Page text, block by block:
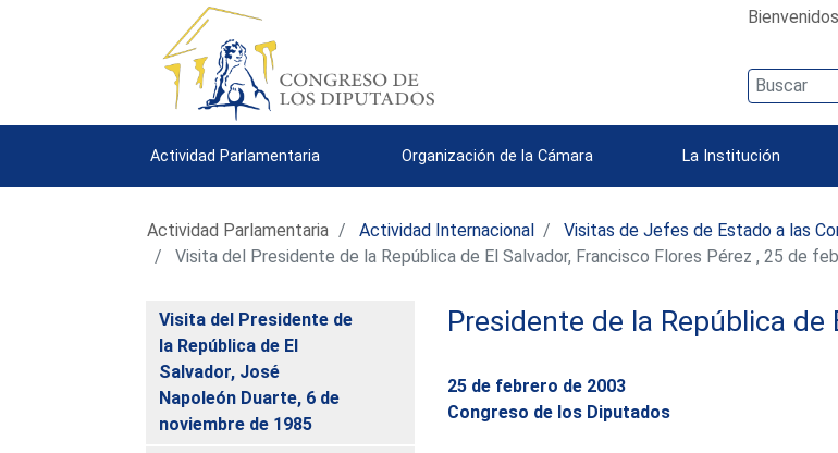
Actividad Parlamentaria Organización de la Cámara La Institución
Actividad Parlamentaria Actividad Internacional Visitas de Jefes de Estado a las
Visita del Presidente de la República de El Salvador, Francisco Flores Pérez , 25 de
Visita del Presidente de
la República de El
Salvador, José
Napoleón Duarte, 6 de
noviembre de 1985
Presidente de la República de
25 de febrero de 2003
Congreso de los Diputados